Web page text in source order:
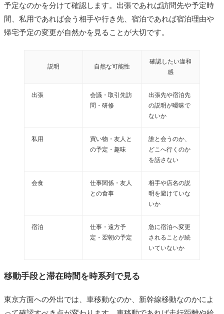
予定なのかを分けて確認します。出張であれば訪問先や予定時
間、私用であれば会う相手や行き先、宿泊であれば宿泊理由や
帰宅予定の変更が自然かを見ることが大切です。
説明 自然な可能性
確認したい違和
感
出張
会議・取引先訪
問・研修
出張先や宿泊先
の説明が曖昧で
ないか
私用
買い物・友人と
の予定・趣味
誰と会うのか、
どこへ行くのか
を話さない
会食
仕事関係・友人
との食事
相手や店名の説
明を避けていな
いか
宿泊
仕事・遠方予
定・翌朝の予定
急に宿泊へ変更
されることが続
いていないか
移動手段と滞在時間を時系列で見る
東京方面への外出では、車移動なのか、新幹線移動なのかによ